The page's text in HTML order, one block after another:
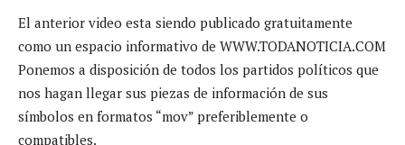
El anterior video esta siendo publicado gratuitamente
como un espacio informativo de WWW.TODANOTICIA.COM
Ponemos a disposición de todos los partidos políticos que
nos hagan llegar sus piezas de información de sus
símbolos en formatos “mov” preferiblemente o
compatibles.